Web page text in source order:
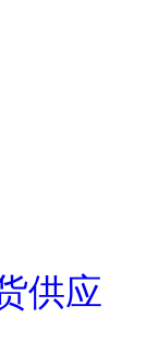
供应